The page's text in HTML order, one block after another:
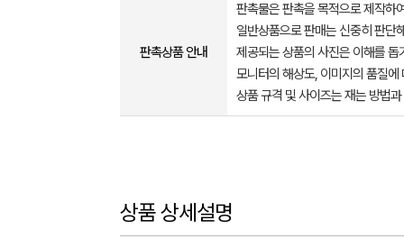
판촉상품 안내
판촉물은 판촉을 목적으로 제작하
일반상품으로 판매는 신중히 판단
제공되는 상품의 사진은 이해를
모니터의 해상도, 이미지의 품질
상품 규격 및 사이즈는 재는 방법
상품 상세설명